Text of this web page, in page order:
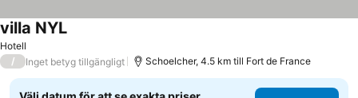
Hotell
villa NYL
/ Inget betyg tillgängligt Schoelcher, 4.5 km till Fort de France